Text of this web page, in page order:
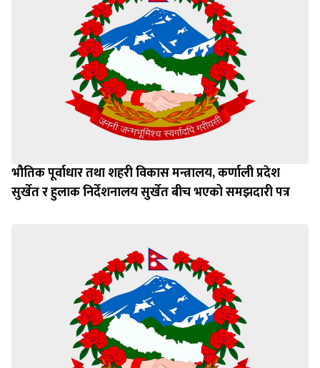
भौतिक पूर्वाधार तथा शहरी विकास मन्त्रालय, कर्णाली प्रदेश
सुर्खेत र हुलाक निर्देशनालय सुर्खेत बीच भएको समझदारी पत्र